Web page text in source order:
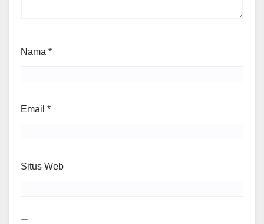
Nama *
Email *
Situs Web